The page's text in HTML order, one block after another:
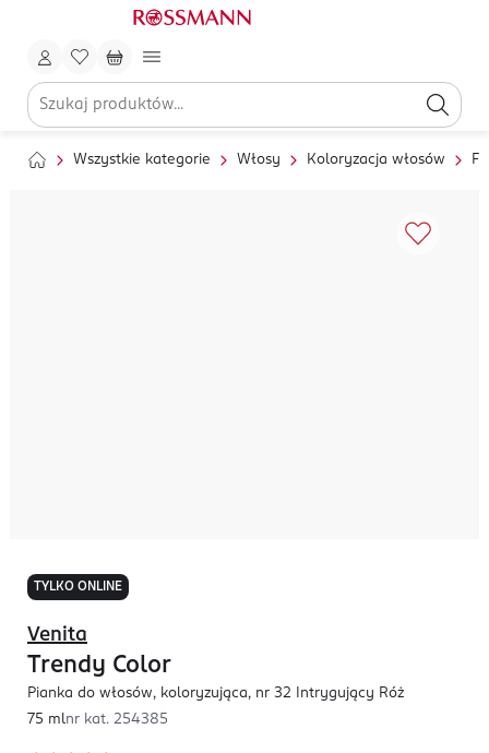
Wszystkie kategorie Włosy Koloryzacja włosów
TYLKO ONLINE
Venita
Trendy Color
Pianka do włosów, koloryzująca, nr 32 Intrygujący Róż
75 mlnr kat. 254385